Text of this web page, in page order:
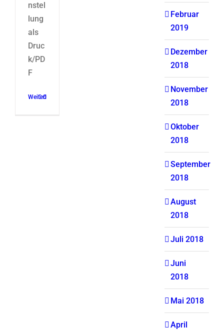
nstel
lung
als
Druc
k/PD
F
Weiterlesen
0
Februar
2019
Dezember
2018
November
2018
Oktober
2018
September
2018
August
2018
Juli 2018
Juni
2018
Mai 2018
April